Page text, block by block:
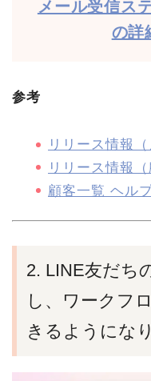
メール受信ス
の詳
参考
リリース情報
リリース情報
顧客一覧 ヘル
2. LINE友だち
し、ワークフ
きるようにな